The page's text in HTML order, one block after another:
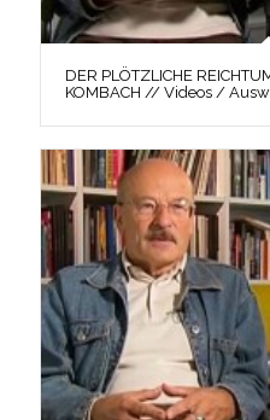
DER PLÖTZLICHE
KOMBACH // Videos /